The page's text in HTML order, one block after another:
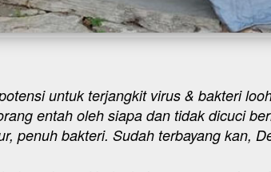
untuk terjangkit virus & bakteri
entah oleh siapa dan tidak dicuci
penuh bakteri. Sudah terbayang kan,